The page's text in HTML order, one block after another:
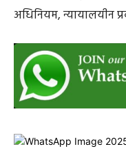
अधिनियम, न्यायालयीन